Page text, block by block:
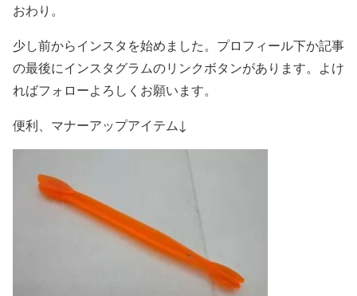
おわり。
少し前からインスタを始めました。プロフィール下か記事
の最後にインスタグラムのリンクボタンがあります。よけ
ればフォローよろしくお願います。
便利、マナーアップアイテム↓